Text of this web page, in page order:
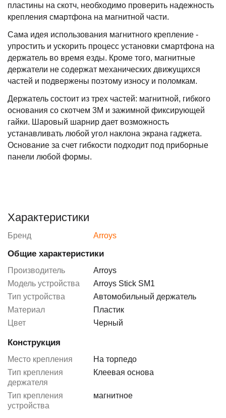
пластины на скотч, необходимо проверить надежность
крепления смартфона на магнитной части.
Сама идея использования магнитного крепление -
упростить и ускорить процесс установки смартфона на
держатель во время езды. Кроме того, магнитные
держатели не содержат механических движущихся
частей и подвержены поэтому износу и поломкам.
Держатель состоит из трех частей: магнитной, гибкого
основания со скотчем 3М и зажимной фиксирующей
гайки. Шаровый шарнир дает возможность
устанавливать любой угол наклона экрана гаджета.
Основание за счет гибкости подходит под приборные
панели любой формы.
Характеристики
Бренд Arroys
Общие характеристики
Производитель
Arroys
Модель устройства
Arroys Stick SM1
Тип устройства
Автомобильный держатель
Материал
Пластик
Цвет
Черный
Конструкция
Место крепления
На торпедо
Тип крепления
держателя
Клеевая основа
Тип крепления
устройства
магнитное